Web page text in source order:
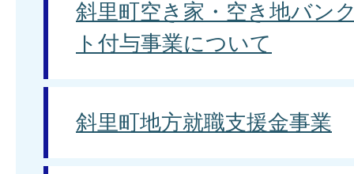
斜里町空き家・空き地バン
ト付与事業について
斜里町地方就職支援金事業